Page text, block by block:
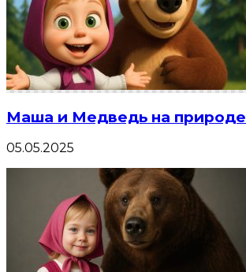
Маша и Медведь на природе
05.05.2025